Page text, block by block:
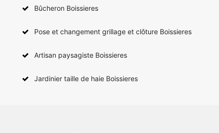
Bûcheron Boissieres
Pose et changement grillage et clôture Boissieres
Artisan paysagiste Boissieres
Jardinier taille de haie Boissieres